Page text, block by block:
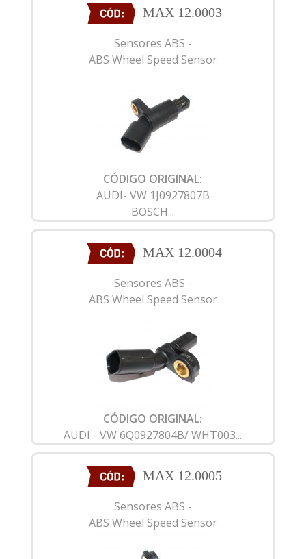
MAX 12.0003
Sensores ABS -
ABS Wheel Speed Sensor
CÓDIGO ORIGINAL:
AUDI- VW 1J0927807B
BOSCH...
MAX 12.0004
Sensores ABS -
ABS Wheel Speed Sensor
CÓDIGO ORIGINAL:
AUDI - VW 6Q0927804B/ WHT003...
MAX 12.0005
Sensores ABS -
ABS Wheel Speed Sensor